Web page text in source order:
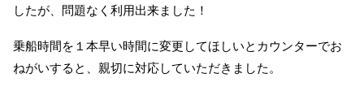
したが、問題なく利用出来ました！
乗船時間を１本早い時間に変更してほしいとカウンターでお
ねがいすると、親切に対応していただきました。